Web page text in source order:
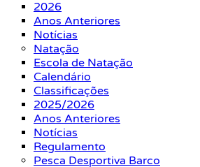
2026
Anos Anteriores
Notícias
Natação
Escola de Natação
Calendário
Classificações
2025/2026
Anos Anteriores
Notícias
Regulamento
Pesca Desportiva Barco